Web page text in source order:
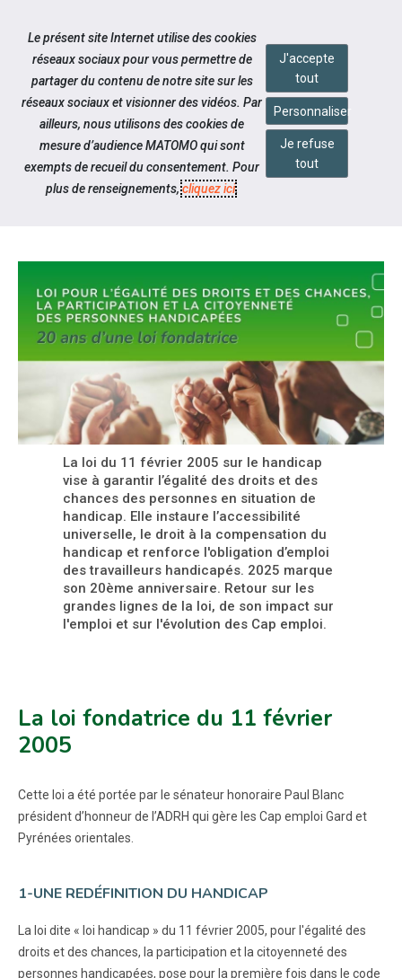
Aller au contenu
Notre actualité
20 ANS DE LA "LOI HANDICAP"
La loi du 11 février 2005 sur le handicap
vise à garantir l’égalité des droits et des
chances des personnes en situation de
handicap. Elle instaure l’accessibilité
universelle, le droit à la compensation du
handicap et renforce l'obligation d’emploi
des travailleurs handicapés. 2025 marque
son 20ème anniversaire. Retour sur les
grandes lignes de la loi, de son impact sur
l'emploi et sur l'évolution des Cap emploi.
La loi fondatrice du 11 février
2005
Cette loi a été portée par le sénateur honoraire Paul Blanc
président d’honneur de l’ADRH qui gère les Cap emploi Gard et
Pyrénées orientales.
1-UNE REDÉFINITION DU HANDICAP
La loi dite « loi handicap » du 11 février 2005, pour l'égalité des
droits et des chances, la participation et la citoyenneté des
personnes handicapées, pose pour la première fois dans le code
Le présent site Internet utilise des cookies
réseaux sociaux pour vous permettre de
partager du contenu de notre site sur les
réseaux sociaux et visionner des vidéos. Par
ailleurs, nous utilisons des cookies de
mesure d’audience MATOMO qui sont
exempts de recueil du consentement. Pour
plus de renseignements,cliquez ici.
J'accepte
tout
Personnaliser
Je refuse
tout